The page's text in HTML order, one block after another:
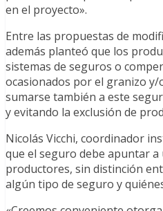
en el proyecto».
Entre las propuestas de
además planteó que los
sistemas de seguros o
ocasionados por el granizo y/
sumarse también a este
y evitando la exclusión de
Nicolás Vicchi, coordinador
que el seguro debe apuntar
productores, sin distinción
algún tipo de seguro y